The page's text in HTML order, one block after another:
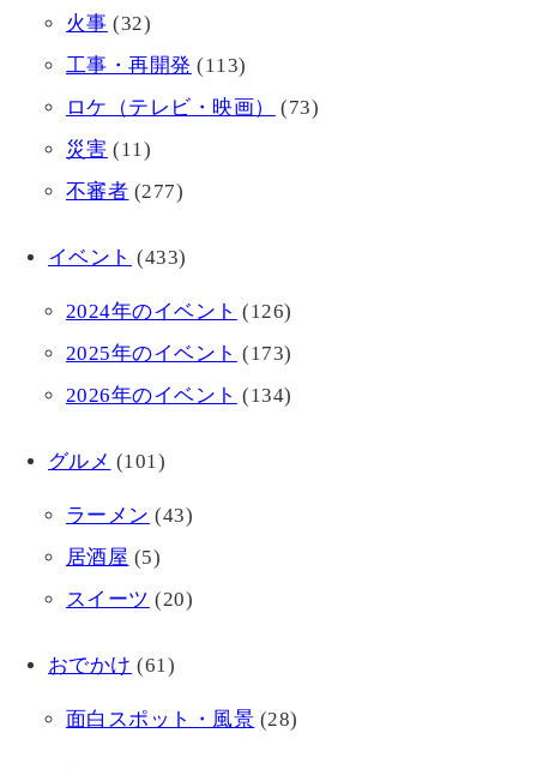
火事 (32)
工事・再開発 (113)
ロケ（テレビ・映画）
(73)
災害 (11)
不審者 (277)
イベント (433)
2024年のイベント (126)
2025年のイベント (173)
2026年のイベント (134)
グルメ (101)
ラーメン (43)
居酒屋 (5)
スイーツ (20)
おでかけ (61)
面白スポット・風景 (28)